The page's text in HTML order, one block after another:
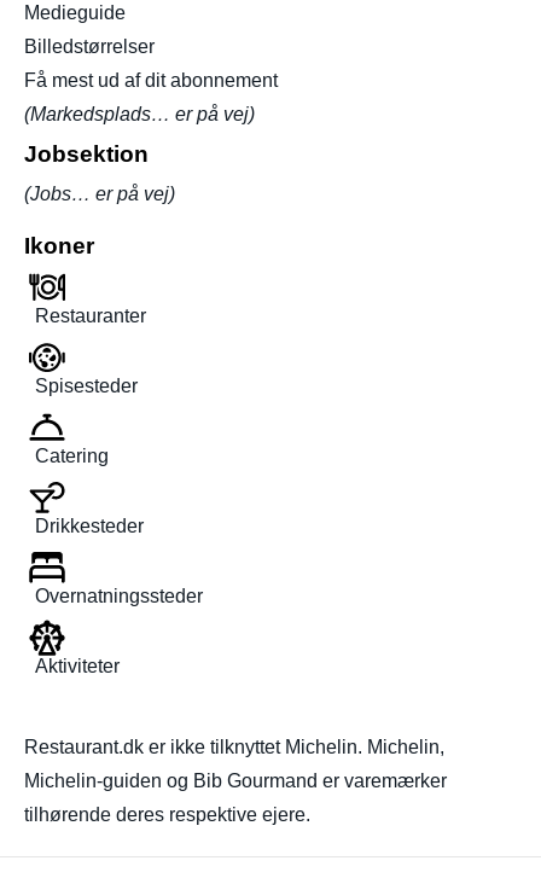
Medieguide
Billedstørrelser
Få mest ud af dit abonnement
(Markedsplads… er på vej)
Jobsektion
(Jobs… er på vej)
Ikoner
Restauranter
Spisesteder
Catering
Drikkesteder
Overnatningssteder
Aktiviteter
Restaurant.dk er ikke tilknyttet Michelin. Michelin,
Michelin-guiden og Bib Gourmand er varemærker
tilhørende deres respektive ejere.